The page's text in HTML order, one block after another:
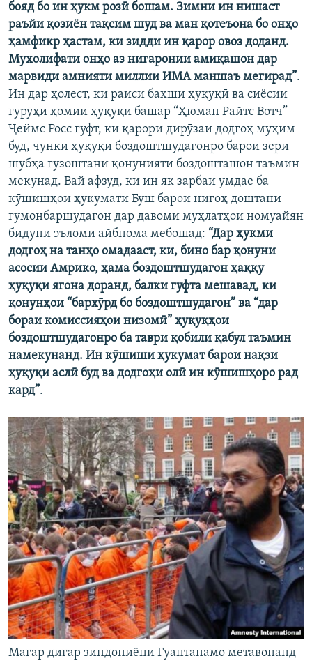
бояд бо ин ҳукм розӣ бошам. Зимни ин нишаст
раъйи қозиён тақсим шуд ва ман қотеъона бо онҳо
ҳамфикр ҳастам, ки зидди ин қарор овоз доданд.
Мухолифати онҳо аз нигаронии амиқашон дар
марвиди амнияти миллии ИМА маншаъ мегирад”.
Ин дар ҳолест, ки раиси бахши ҳуқуқӣ ва сиёсии
гурӯҳи ҳомии ҳуқуқи башар “Ҳюман Райтс Вотч”
Ҷеймс Росс гуфт, ки қарори дирӯзаи додгоҳ муҳим
буд, чунки ҳуқуқи боздоштшудагонро барои зери
шубҳа гузоштани қонунияти боздошташон таъмин
мекунад. Вай афзуд, ки ин як зарбаи умдае ба
кӯшишҳои ҳукумати Буш барои нигоҳ доштани
гумонбаршудагон дар давоми муҳлатҳои номуайян
бидуни эъломи айбнома мебошад: “Дар ҳукми
додгоҳ на танҳо омадааст, ки, бино бар қонуни
асосии Амрико, ҳама боздоштшудагон ҳаққу
ҳуқуқи ягона доранд, балки гуфта мешавад, ки
қонунҳои “бархӯрд бо боздоштшудагон” ва “дар
бораи комиссияҳои низомӣ” ҳуқуқҳои
боздоштшудагонро ба таври қобили қабул таъмин
намекунанд. Ин кӯшиши ҳукумат барои нақзи
ҳуқуқи аслӣ буд ва додгоҳи олӣ ин кӯшишҳоро рад
кард”.
Магар дигар зиндониёни Гуантанамо метавонанд